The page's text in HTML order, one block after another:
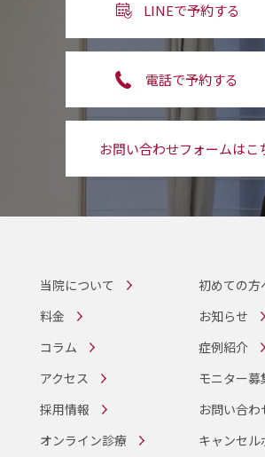
LINEで予約する
電話で予約する
お問い合わせフォームはこ
当院について
初めての方
料金
お知らせ
コラム
症例紹介
アクセス
モニター募
採用情報
お問い合わ
オンライン診療
キャンセル